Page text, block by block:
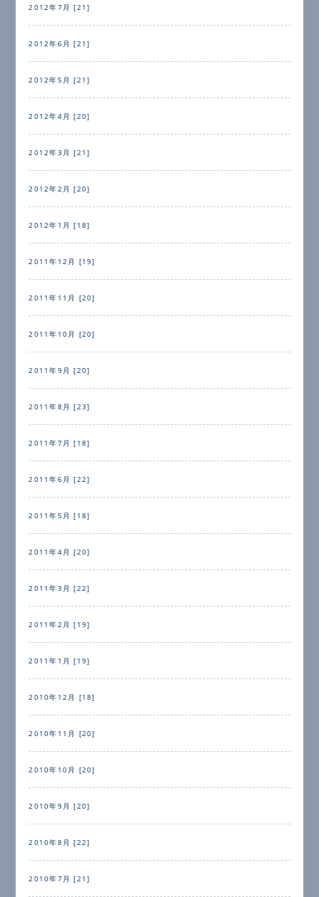
2012年7月 [21]
2012年6月 [21]
2012年5月 [21]
2012年4月 [20]
2012年3月 [21]
2012年2月 [20]
2012年1月 [18]
2011年12月 [19]
2011年11月 [20]
2011年10月 [20]
2011年9月 [20]
2011年8月 [23]
2011年7月 [18]
2011年6月 [22]
2011年5月 [18]
2011年4月 [20]
2011年3月 [22]
2011年2月 [19]
2011年1月 [19]
2010年12月 [18]
2010年11月 [20]
2010年10月 [20]
2010年9月 [20]
2010年8月 [22]
2010年7月 [21]